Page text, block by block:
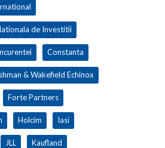
de Investitii
Constanta
& Wakefield Echinox
Forte Partners
Holcim Iasi
JLL Kaufland